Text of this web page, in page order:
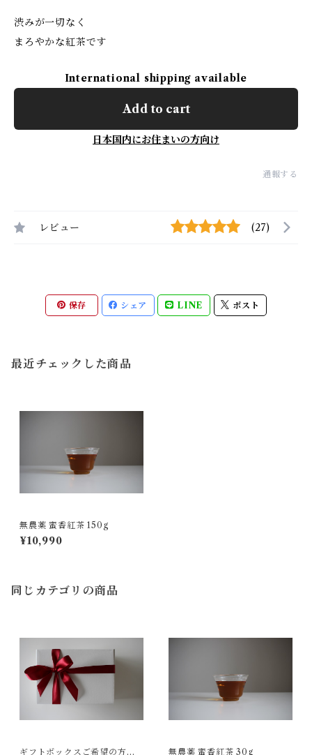
渋みが一切なく
まろやかな紅茶です
International shipping available
Add to cart
日本国内にお住まいの方向け
通報する
レビュー (27)
保存 シェア LINE ポスト
最近チェックした商品
無農薬 蜜香紅茶 150g
¥10,990
同じカテゴリの商品
ギフトボックスご希望の方は 無農薬 蜜香紅茶 30g